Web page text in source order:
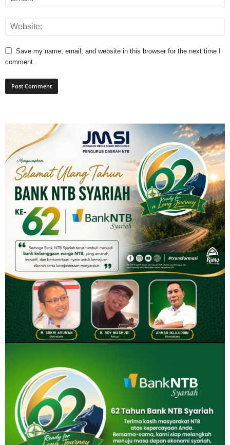
Save my name, email, and website in this browser for the next time I
comment.